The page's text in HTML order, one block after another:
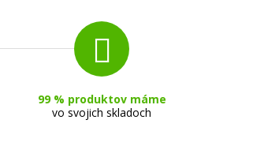
99 % produktov máme
vo svojich skladoch